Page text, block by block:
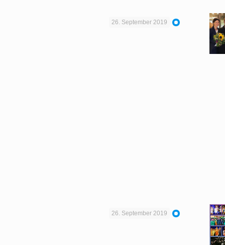
26. September 2019
26. September 2019